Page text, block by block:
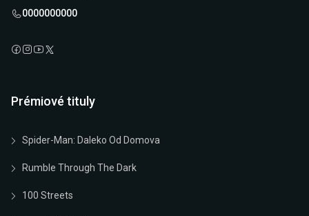
0000000000
Prémiové tituly
Spider-Man: Daleko Od Domova
Rumble Through The Dark
100 Streets